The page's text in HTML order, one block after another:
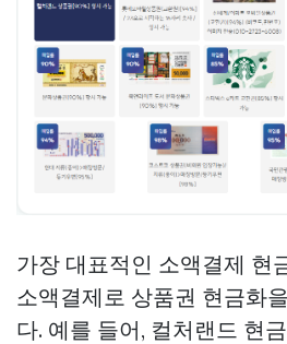
가장 대표적인 소액결제 현
소액결제로 상품권 현금화
다. 예를 들어, 컬처랜드 현